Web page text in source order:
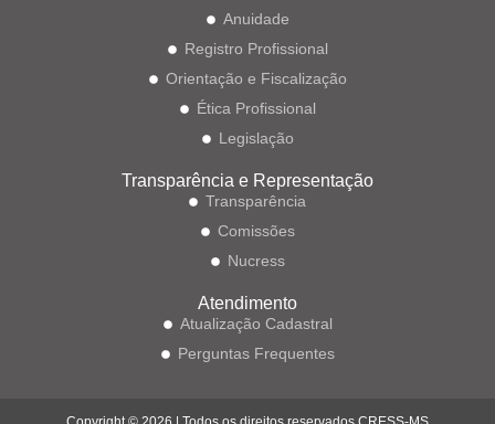
Anuidade
Registro Profissional
Orientação e Fiscalização
Ética Profissional
Legislação
Transparência e Representação
Transparência
Comissões
Nucress
Atendimento
Atualização Cadastral
Perguntas Frequentes